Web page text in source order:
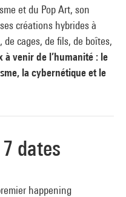
et du Pop Art, son
créations hybrides à
cages, de fils, de boîtes,
à venir de l’humanité : le
la cybernétique et le
dates
happening